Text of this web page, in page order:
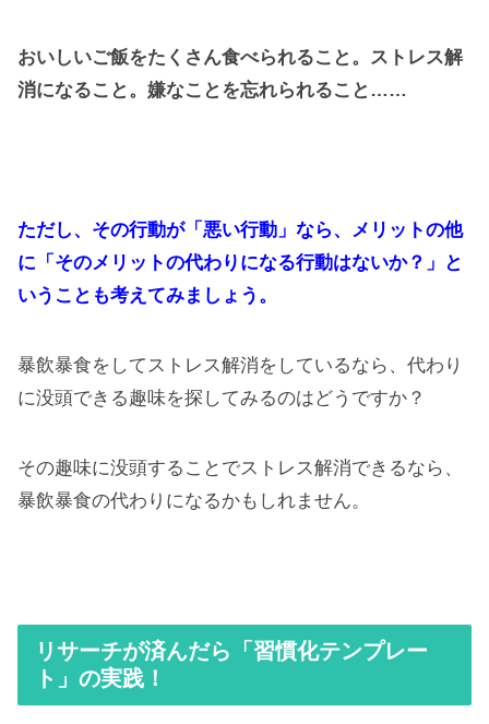
おいしいご飯をたくさん食べられること。ストレス解
消になること。嫌なことを忘れられること……
ただし、その行動が「悪い行動」なら、メリットの他
に「そのメリットの代わりになる行動はないか？」と
いうことも考えてみましょう。
暴飲暴食をしてストレス解消をしているなら、代わり
に没頭できる趣味を探してみるのはどうですか？
その趣味に没頭することでストレス解消できるなら、
暴飲暴食の代わりになるかもしれません。
リサーチが済んだら「習慣化テンプレー
ト」の実践！